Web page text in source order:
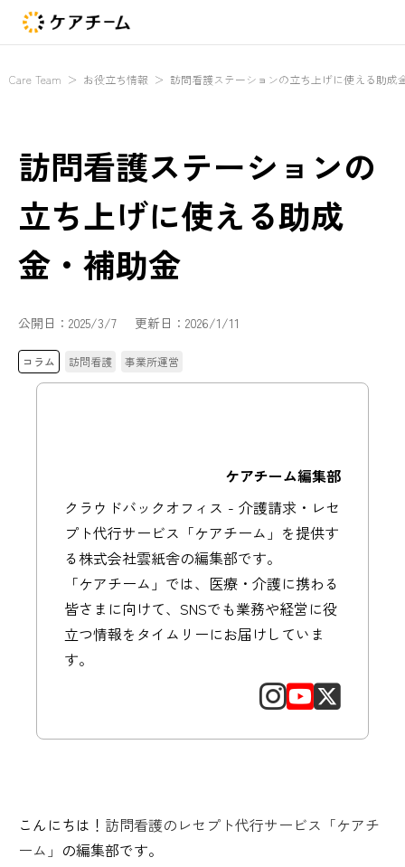
Care Team ＞ お役立ち情報 ＞ 訪問看護ステーションの立ち上げに使える助成
訪問看護ステーションの
立ち上げに使える助成
金・補助金
公開日： 2025/3/7 更新日： 2026/1/11
コラム 訪問看護 事業所運営
ケアチーム編集部
クラウドバックオフィス - 介護請求・レセ
プト代行サービス「ケアチーム」を提供す
る株式会社雲紙舎の編集部です。
「ケアチーム」では、医療・介護に携わる
皆さまに向けて、SNSでも業務や経営に役
立つ情報をタイムリーにお届けしていま
す。
こんにちは！ 訪問看護のレセプト代行サービス「ケアチ
ーム」 の編集部です。